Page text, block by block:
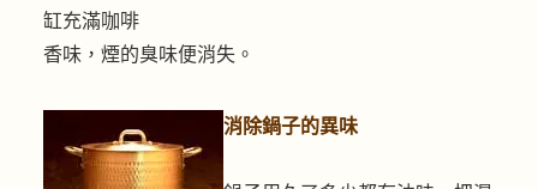
缸充滿咖啡
香味，煙的臭味便消失。
消除鍋子的異味